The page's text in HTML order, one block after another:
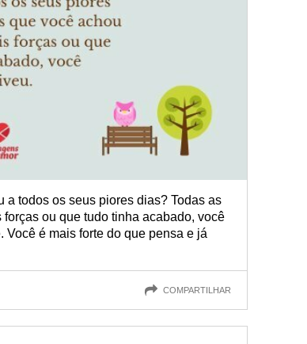
a todos os seus piores dias? Todas as
ou que tudo tinha acabado, você
é mais forte do que pensa e já
COMPARTILHAR